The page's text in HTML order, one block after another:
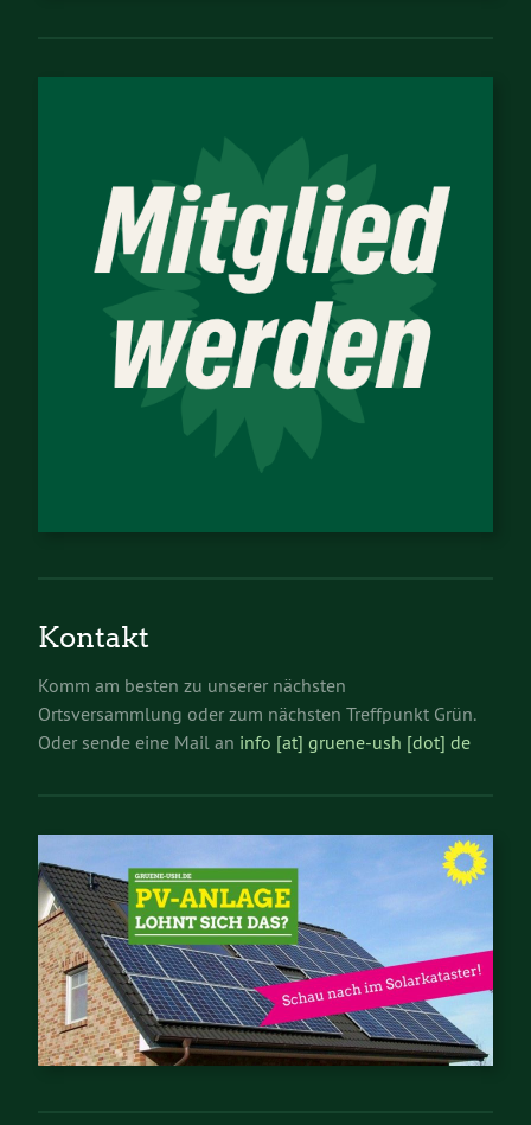
Kontakt
Komm am besten zu unserer nächsten
Ortsversammlung oder zum nächsten Treffpunkt Grün.
Oder sende eine Mail an info [at] gruene-ush [dot] de